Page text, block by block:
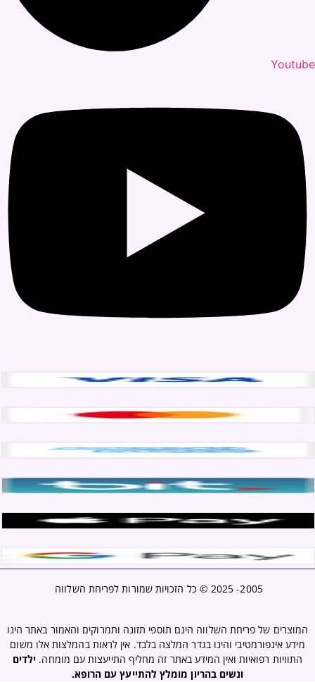
Youtube
2005- 2025 © כל הזכויות שמורות לפריחת השלווה
המוצרים של פריחת השלווה הינם תוספי תזונה ותמרוקים והאמור באתר הינו
מידע אינפורמטיבי והינו בגדר המלצה בלבד. אין לראות בהמלצות אלו משום
התוויות רפואיות ואין המידע באתר זה מחליף התייעצות עם מומחה. ילדים
ונשים בהריון מומלץ להתייעץ עם הרופא.